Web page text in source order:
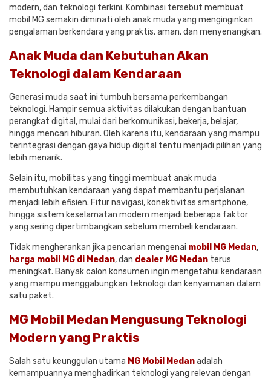
modern, dan teknologi terkini. Kombinasi tersebut membuat
mobil MG semakin diminati oleh anak muda yang menginginkan
pengalaman berkendara yang praktis, aman, dan menyenangkan.
Anak Muda dan Kebutuhan Akan
Teknologi dalam Kendaraan
Generasi muda saat ini tumbuh bersama perkembangan
teknologi. Hampir semua aktivitas dilakukan dengan bantuan
perangkat digital, mulai dari berkomunikasi, bekerja, belajar,
hingga mencari hiburan. Oleh karena itu, kendaraan yang mampu
terintegrasi dengan gaya hidup digital tentu menjadi pilihan yang
lebih menarik.
Selain itu, mobilitas yang tinggi membuat anak muda
membutuhkan kendaraan yang dapat membantu perjalanan
menjadi lebih efisien. Fitur navigasi, konektivitas smartphone,
hingga sistem keselamatan modern menjadi beberapa faktor
yang sering dipertimbangkan sebelum membeli kendaraan.
Tidak mengherankan jika pencarian mengenai mobil MG Medan,
harga mobil MG di Medan, dan dealer MG Medan terus
meningkat. Banyak calon konsumen ingin mengetahui kendaraan
yang mampu menggabungkan teknologi dan kenyamanan dalam
satu paket.
MG Mobil Medan Mengusung Teknologi
Modern yang Praktis
Salah satu keunggulan utama MG Mobil Medanadalah
kemampuannya menghadirkan teknologi yang relevan dengan